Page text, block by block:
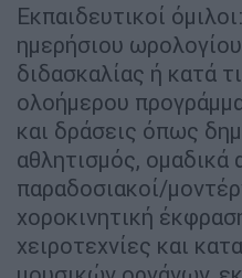
Εκπαιδευτικοί
ημερήσιου
διδασκαλίας ή κατά
ολοήμερου
και δράσεις όπως
αθλητισμός, ομαδικά
παραδοσιακοί/
χοροκινητική
χειροτεχνίες και